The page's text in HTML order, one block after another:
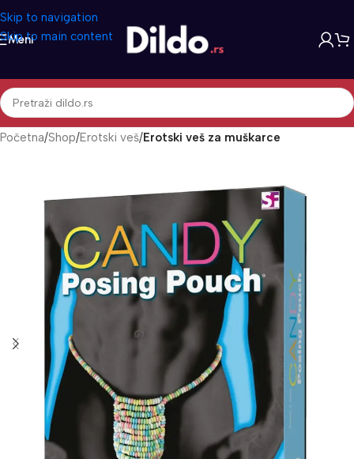
Skip to navigation
Skip to main content
Meni
Početna Shop Erotski veš Erotski veš za muškarce